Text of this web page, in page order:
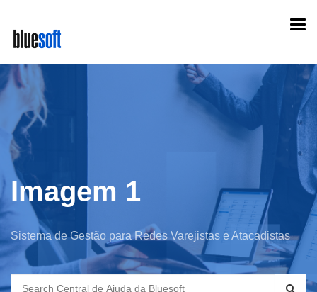
main
content
Imagem 1
Sistema de Gestão para Redes Varejistas e Atacadistas
Search